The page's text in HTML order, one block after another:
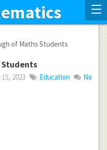
of Maths Students
Students
2023 Education
No